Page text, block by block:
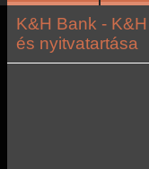
K&H Bank -
és nyitvatartása